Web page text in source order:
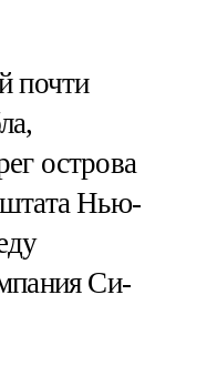
почти
острова
Нью-
Си-